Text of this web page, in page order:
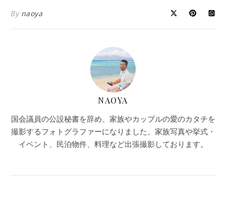
By naoya
NAOYA
国会議員の公設秘書を辞め、家族やカップルの愛のカタチを
撮影するフォトグラファーになりました。家族写真や挙式・
イベント、民泊物件、料理など出張撮影しております。